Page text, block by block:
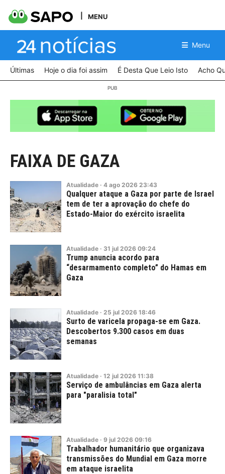
MENU
Menu
Últimas Hoje o dia foi assim É Desta Que Leio Isto Acho
FAIXA DE GAZA
Atualidade · 4 ago 2026 23:43
Qualquer ataque a Gaza por parte de Israel
tem de ter a aprovação do chefe do
Estado-Maior do exército israelita
Atualidade · 31 jul 2026 09:24
Trump anuncia acordo para
“desarmamento completo” do Hamas em
Gaza
Atualidade · 25 jul 2026 18:46
Surto de varicela propaga-se em Gaza.
Descobertos 9.300 casos em duas
semanas
Atualidade · 12 jul 2026 11:38
Serviço de ambulâncias em Gaza alerta
para "paralisia total"
Atualidade · 9 jul 2026 09:16
Trabalhador humanitário que organizava
transmissões do Mundial em Gaza morre
em ataque israelita